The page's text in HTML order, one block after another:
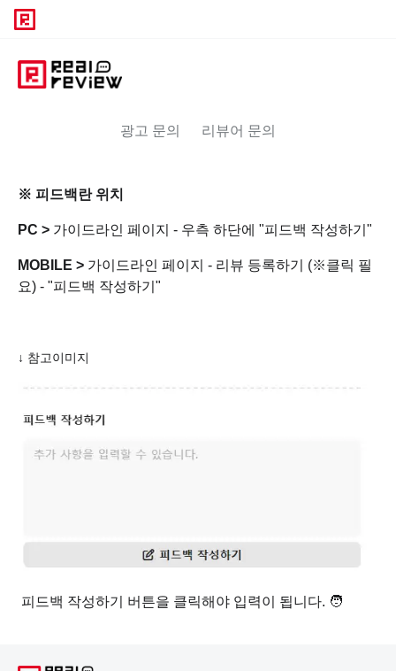
광고 문의 리뷰어 문의
※ 피드백란 위치
PC > 가이드라인 페이지 - 우측 하단에 "피드백 작성하기"
MOBILE > 가이드라인 페이지 - 리뷰 등록하기 (※클릭 필
요) - "피드백 작성하기"
↓ 참고이미지
피드백 작성하기 버튼을 클릭해야 입력이 됩니다. 🧑